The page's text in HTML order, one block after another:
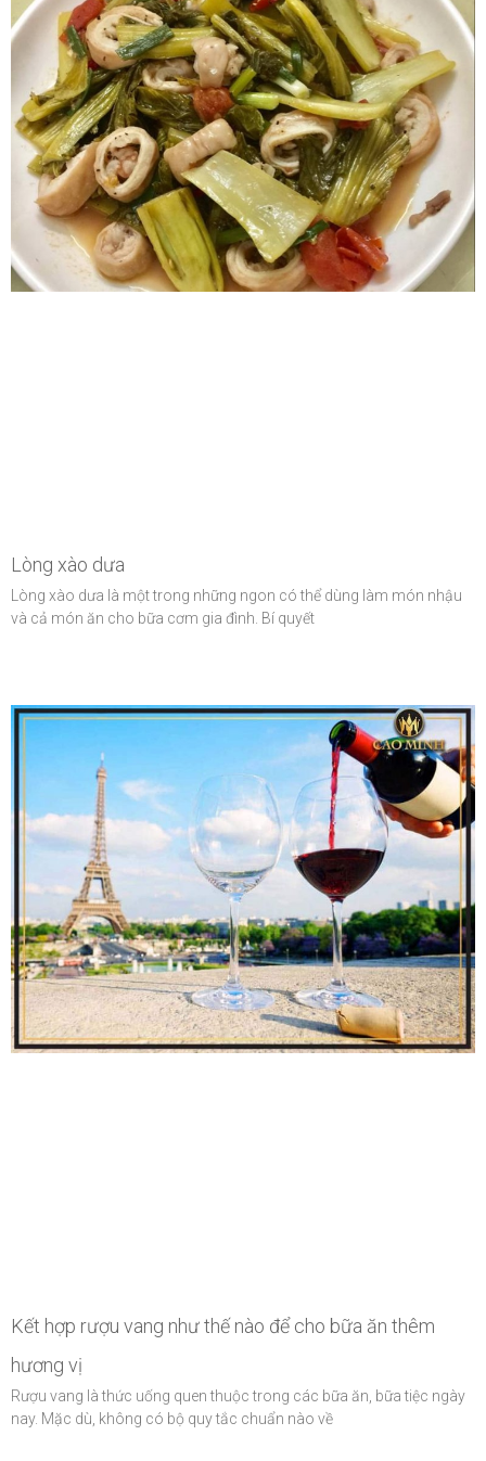
Lòng xào dưa
Lòng xào dưa là một trong những ngon có thể dùng làm món nhậu
và cả món ăn cho bữa cơm gia đình. Bí quyết
Kết hợp rượu vang như thế nào để cho bữa ăn thêm
hương vị
Rượu vang là thức uống quen thuộc trong các bữa ăn, bữa tiệc ngày
nay. Mặc dù, không có bộ quy tắc chuẩn nào về